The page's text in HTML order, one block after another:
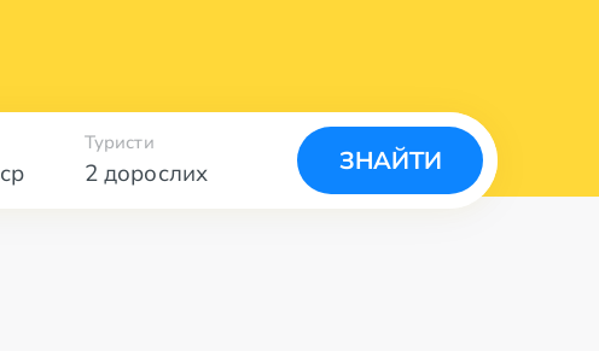
ср 2 дорослих
Туристи
ЗНАЙТИ